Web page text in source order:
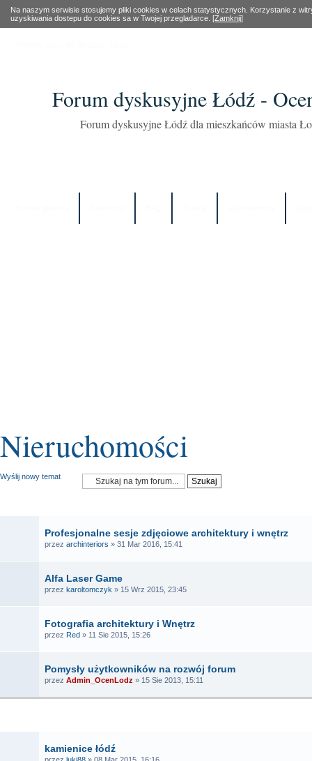
Na naszym serwisie stosujemy pliki cookies w celach statystycznych. Korzystanie z
uzyskiwania dostepu do cookies sa w Twojej przegladarce. [Zamknij]
Forum dyskusyjne Łódź -
Forum dyskusyjne Łódź dla mieszkańców miasta
Nieruchomości
Wyślij nowy temat
Profesjonalne sesje zdjęciowe architektury i wnętrz
przez archinteriors » 31 Mar 2016, 15:41
Alfa Laser Game
przez karoltomczyk » 15 Wrz 2015, 23:45
Fotografia architektury i Wnętrz
przez Red » 11 Sie 2015, 15:26
Pomysły użytkowników na rozwój forum
przez Admin_OcenLodz » 15 Sie 2013, 15:11
kamienice łódź